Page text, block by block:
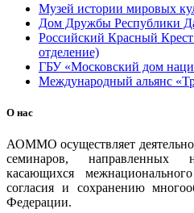
Музей истории мировых
Дом Дружбы Республики
Российский Красный
отделение)
ГБУ «Московский дом
Международный альянс
О нас
АОММО осуществляет
семинаров, направленных
касающихся
согласия и сохранению
Федерации.